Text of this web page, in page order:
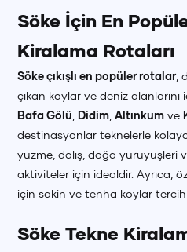
Söke İçin En
Kiralama Rotaları
Söke çıkışlı en popüler rotalar ,
çıkan koylar ve deniz alanlarını
Bafa Gölü Didim ,Altınkum ve
destinasyonlar teknelerle
yüzme, dalış, doğa yürüyüşleri
aktiviteler için idealdir. Ayrıca,
için sakin ve tenha koylar tercih
Söke Tekne